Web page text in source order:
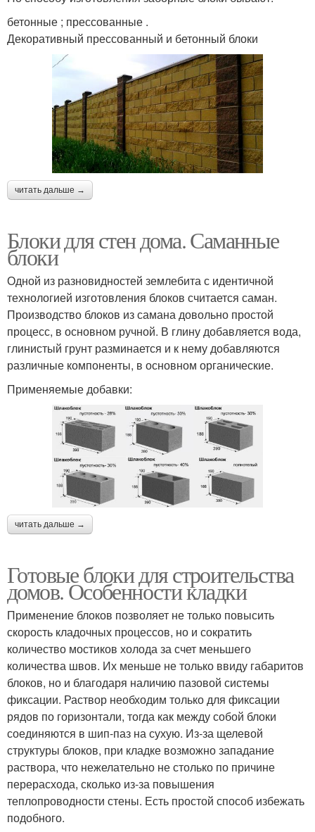
бетонные ; прессованные .
Декоративный прессованный и бетонный блоки
читать дальше →
Блоки для стен дома. Саманные
блоки
Одной из разновидностей землебита с идентичной
технологией изготовления блоков считается саман.
Производство блоков из самана довольно простой
процесс, в основном ручной. В глину добавляется вода,
глинистый грунт разминается и к нему добавляются
различные компоненты, в основном органические.
Применяемые добавки:
читать дальше →
Готовые блоки для строительства
домов. Особенности кладки
Применение блоков позволяет не только повысить
скорость кладочных процессов, но и сократить
количество мостиков холода за счет меньшего
количества швов. Их меньше не только ввиду габаритов
блоков, но и благодаря наличию пазовой системы
фиксации. Раствор необходим только для фиксации
рядов по горизонтали, тогда как между собой блоки
соединяются в шип-паз на сухую. Из-за щелевой
структуры блоков, при кладке возможно западание
раствора, что нежелательно не столько по причине
перерасхода, сколько из-за повышения
теплопроводности стены. Есть простой способ избежать
подобного.